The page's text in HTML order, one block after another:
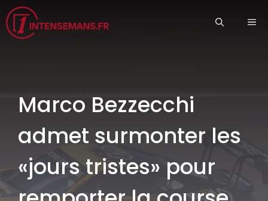
Aller
au
contenu
Marco Bezzecchi
admet surmonter les
«jours tristes» pour